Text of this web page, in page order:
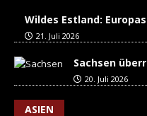
Wildes Estland:
21. Juli 2026
Sachsen
20. Juli 2026
ASIEN